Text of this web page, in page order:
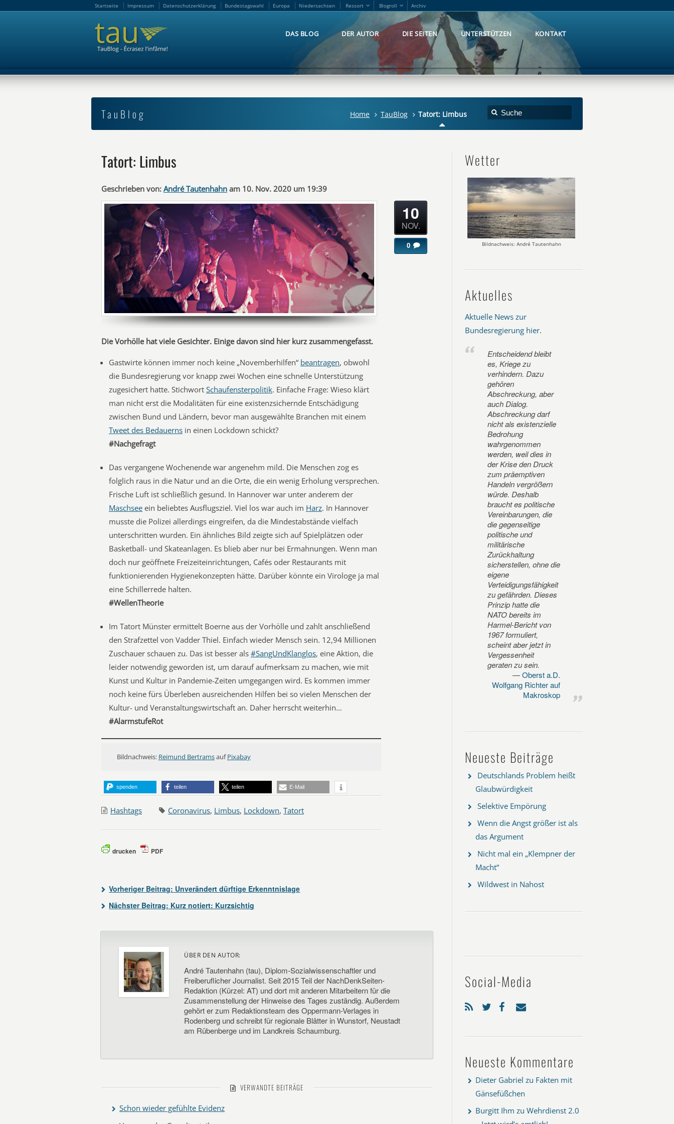
Startseite Impressum Datenschutzerklärung Bundestagswahl Europa Niedersachsen Ressort Blogroll Archiv
DAS BLOG DER AUTOR DIE SEITEN UNTERSTÜTZEN KONTAKT
TauBlog Home TauBlog Tatort: Limbus
Tatort: Limbus
Geschrieben von: André Tautenhahn am 10. Nov. 2020 um 19:39
Die Vorhölle hat viele Gesichter. Einige davon sind hier kurz zusammengefasst.
Gastwirte können immer noch keine „Novemberhilfen“ beantragen, obwohl
die Bundesregierung vor knapp zwei Wochen eine schnelle Unterstützung
zugesichert hatte. Stichwort Schaufensterpolitik. Einfache Frage: Wieso klärt
man nicht erst die Modalitäten für eine existenzsichernde Entschädigung
zwischen Bund und Ländern, bevor man ausgewählte Branchen mit einem
Tweet des Bedauerns in einen Lockdown schickt?
#Nachgefragt
Das vergangene Wochenende war angenehm mild. Die Menschen zog es
folglich raus in die Natur und an die Orte, die ein wenig Erholung versprechen.
Frische Luft ist schließlich gesund. In Hannover war unter anderem der
Maschsee ein beliebtes Ausflugsziel. Viel los war auch im Harz. In Hannover
musste die Polizei allerdings eingreifen, da die Mindestabstände vielfach
unterschritten wurden. Ein ähnliches Bild zeigte sich auf Spielplätzen oder
Basketball- und Skateanlagen. Es blieb aber nur bei Ermahnungen. Wenn man
doch nur geöffnete Freizeiteinrichtungen, Cafés oder Restaurants mit
funktionierenden Hygienekonzepten hätte. Darüber könnte ein Virologe ja mal
eine Schillerrede halten.
#WellenTheorie
Im Tatort Münster ermittelt Boerne aus der Vorhölle und zahlt anschließend
den Strafzettel von Vadder Thiel. Einfach wieder Mensch sein. 12,94 Millionen
Zuschauer schauen zu. Das ist besser als #SangUndKlanglos, eine Aktion, die
leider notwendig geworden ist, um darauf aufmerksam zu machen, wie mit
Kunst und Kultur in Pandemie-Zeiten umgegangen wird. Es kommen immer
noch keine fürs Überleben ausreichenden Hilfen bei so vielen Menschen der
Kultur- und Veranstaltungswirtschaft an. Daher herrscht weiterhin…
#AlarmstufeRot
Bildnachweis: Reimund BertramsaufPixabay
spenden teilen teilen E-Mail
10
NOV.
0
Hashtags Coronavirus, Limbus, Lockdown, Tatort
drucken PDF
Vorheriger Beitrag: Unverändert dürftige Erkenntnislage
Nächster Beitrag: Kurz notiert: Kurzsichtig
ÜBER DEN AUTOR:
André Tautenhahn (tau), Diplom-Sozialwissenschaftler und
Freiberuflicher Journalist. Seit 2015 Teil der NachDenkSeiten-
Redaktion (Kürzel: AT) und dort mit anderen Mitarbeitern für die
Zusammenstellung der Hinweise des Tages zuständig. Außerdem
gehört er zum Redaktionsteam des Oppermann-Verlages in
Rodenberg und schreibt für regionale Blätter in Wunstorf, Neustadt
am Rübenberge und im Landkreis Schaumburg.
VERWANDTE BEITRÄGE
Schon wieder gefühlte Evidenz
Wetter
Bildnachweis: André Tautenhahn
Aktuelles
Aktuelle News zur
Bundesregierung hier.
Entscheidend bleibt
es, Kriege zu
verhindern. Dazu
gehören
Abschreckung, aber
auch Dialog.
Abschreckung darf
nicht als existenzielle
Bedrohung
wahrgenommen
werden, weil dies in
der Krise den Druck
zum präemptiven
Handeln vergrößern
würde. Deshalb
braucht es politische
Vereinbarungen, die
die gegenseitige
politische und
militärische
Zurückhaltung
sicherstellen, ohne die
eigene
Verteidigungsfähigkeit
zu gefährden. Dieses
Prinzip hatte die
NATO bereits im
Harmel-Bericht von
1967 formuliert,
scheint aber jetzt in
Vergessenheit
geraten zu sein.
Oberst a.D.
Wolfgang Richter auf
Makroskop
Neueste Beiträge
Deutschlands Problem heißt
Glaubwürdigkeit
Selektive Empörung
Wenn die Angst größer ist als
das Argument
Nicht mal ein „Klempner der
Macht“
Wildwest in Nahost
Social-Media
Neueste Kommentare
Dieter Gabriel zu Fakten mit
Gänsefüßchen
Burgitt Ihm zu Wehrdienst 2.0
Startseite Impressum Datenschutzerklärung Bundestagswahl Europa Niedersachsen Ressort Blogroll Archiv
DAS BLOG DER AUTOR DIE SEITEN UNTERSTÜTZEN KONTAKT